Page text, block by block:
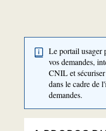
Le portail usager
vos demandes,
CNIL et
dans le cadre de
demandes.